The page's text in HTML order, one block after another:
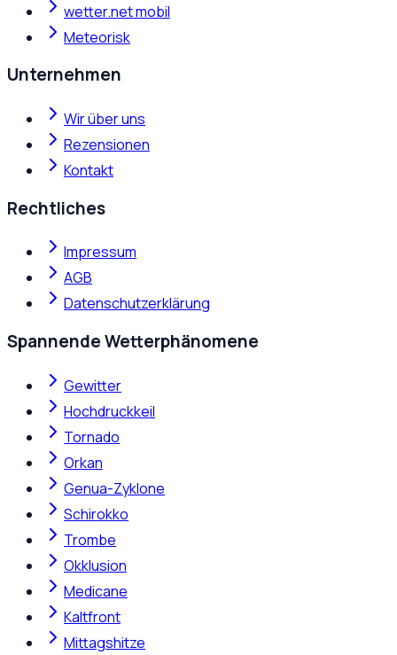
wetter.net mobil
Meteorisk
Unternehmen
Wir über uns
Rezensionen
Kontakt
Rechtliches
Impressum
AGB
Datenschutzerklärung
Spannende Wetterphänomene
Gewitter
Hochdruckkeil
Tornado
Orkan
Genua-Zyklone
Schirokko
Trombe
Okklusion
Medicane
Kaltfront
Mittagshitze